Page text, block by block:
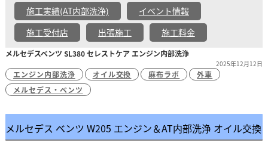
施工実績(AT内部洗浄)
イベント情報
施工受付店
出張施工 施工料金
メルセデスベンツ SL380 セレストケア エンジン内部洗浄
2025年12月12日
エンジン内部洗浄 オイル交換 麻布ラボ
外車
メルセデス・ベンツ
メルセデス ベンツ W205 エンジン＆AT内部洗浄 オイル交換